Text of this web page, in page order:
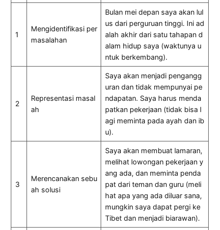
1
Mengidentifikasi per
masalahan
Bulan mei depan saya akan lul
us dari perguruan tinggi. Ini ad
alah akhir dari satu tahapan d
alam hidup saya (waktunya u
ntuk berkembang).
2
Representasi masal
ah
Saya akan menjadi pengangg
uran dan tidak mempunyai pe
ndapatan. Saya harus menda
patkan pekerjaan (tidak bisa l
agi meminta pada ayah dan ib
u).
3
Merencanakan sebu
ah solusi
Saya akan membuat lamaran,
melihat lowongan pekerjaan y
ang ada, dan meminta penda
pat dari teman dan guru (meli
hat apa yang ada diluar sana,
mungkin saya dapat pergi ke
Tibet dan menjadi biarawan).